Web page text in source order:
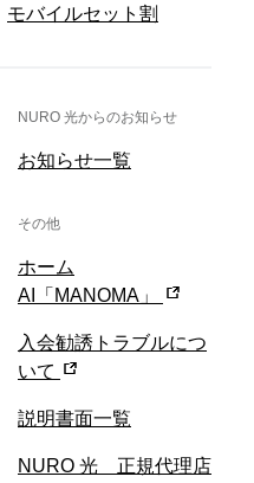
モバイルセット割
NURO 光からのお知らせ
お知らせ一覧
その他
ホーム
AI「MANOMA」
入会勧誘トラブルにつ
いて
説明書面一覧
NURO 光 正規代理店